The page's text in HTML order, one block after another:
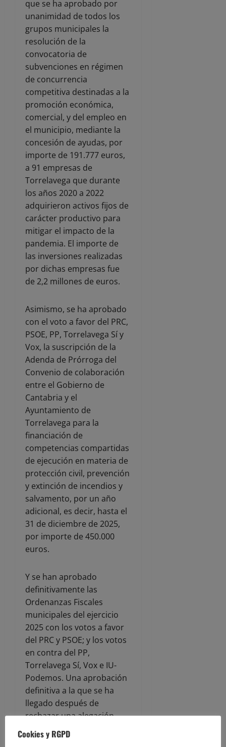
que se ha aprobado por
unanimidad de todos los
grupos municipales la
resolución de la
convocatoria de
subvenciones en régimen
de concurrencia
competitiva destinadas a la
promoción económica,
comercial, y del empleo en
el municipio, mediante la
concesión de ayudas, por
importe de 191.777 euros,
a 91 empresas de
Torrelavega que durante
los años 2020 a 2022
adquirieron activos fijos de
carácter productivo para
mitigar el impacto de la
pandemia. El importe de
las inversiones realizadas
por dichas empresas fue
de 2,2 millones de euros.
Asimismo, se ha aprobado
con el voto a favor del PRC,
PSOE, PP, Torrelavega Sí y
Vox, la suscripción de la
Adenda de Prórroga del
Convenio de colaboración
entre el Gobierno de
Cantabria y el
Ayuntamiento de
Torrelavega para la
financiación de
competencias compartidas
de ejecución en materia de
protección civil, prevención
y extinción de incendios y
salvamento, por un año
adicional, es decir, hasta el
31 de diciembre de 2025,
por importe de 450.000
euros.
Y se han aprobado
definitivamente las
Ordenanzas Fiscales
municipales del ejercicio
2025 con los votos a favor
del PRC y PSOE; y los votos
en contra del PP,
Torrelavega Sí, Vox e IU-
Podemos. Una aprobación
definitiva a la que se ha
llegado después de
rechazar una alegación
relativa a que no se
incremente el IBI, y de
Cookies y RGPD